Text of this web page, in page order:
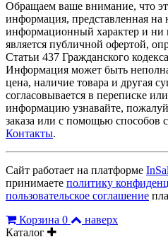
Обращаем ваше внимание, что
информация, представленная
информационный характер и ни
является публичной офертой,
Статьи 437 Гражданского
Информация может быть
цена, наличие товара и другая
согласовывается в переписке
информацию узнавайте,
заказа или с помощью способов
Контакты.
Сайт работает на платформе
принимаете политику
пользовательское соглашение
Корзина 0
наверх
Каталог